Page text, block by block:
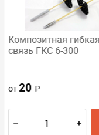
Композитная гибкая
связь ГКС 6-300
от20₽
– +